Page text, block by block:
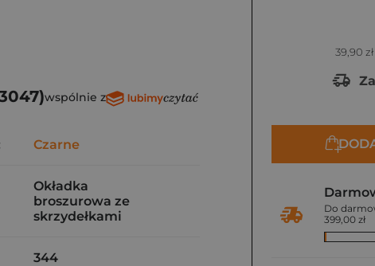
39,90 zł
Do
399,00 zł
wspólnie z
Czarne
Okładka
broszurowa ze
skrzydełkami
344